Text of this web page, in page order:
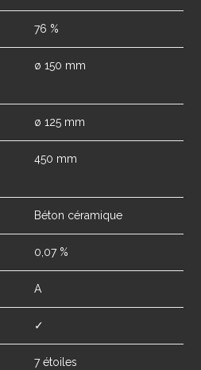
76 %
ø 150 mm
ø 125 mm
450 mm
Béton céramique
0,07 %
A
✓
7 étoiles